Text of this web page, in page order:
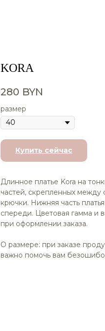
KORA
280 BYN
размер
Купить сейчас
Длинное платье Kora на
частей, скрепленных между
крючки. Нижняя часть
спереди. Цветовая гамма и
при оформлении заказа.
О размере: при заказе
важно помочь вам